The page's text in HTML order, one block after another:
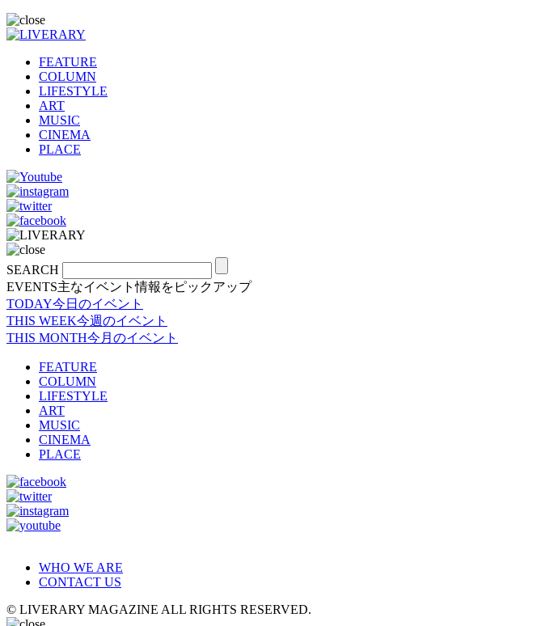
FEATURE
COLUMN
LIFESTYLE
ART
MUSIC
CINEMA
PLACE
SEARCH
EVENTS主なイベント情報をピックアップ
TODAY今日のイベント
THIS WEEK今週のイベント
THIS MONTH今月のイベント
FEATURE
COLUMN
LIFESTYLE
ART
MUSIC
CINEMA
PLACE
WHO WE ARE
CONTACT US
© LIVERARY MAGAZINE ALL RIGHTS RESERVED.